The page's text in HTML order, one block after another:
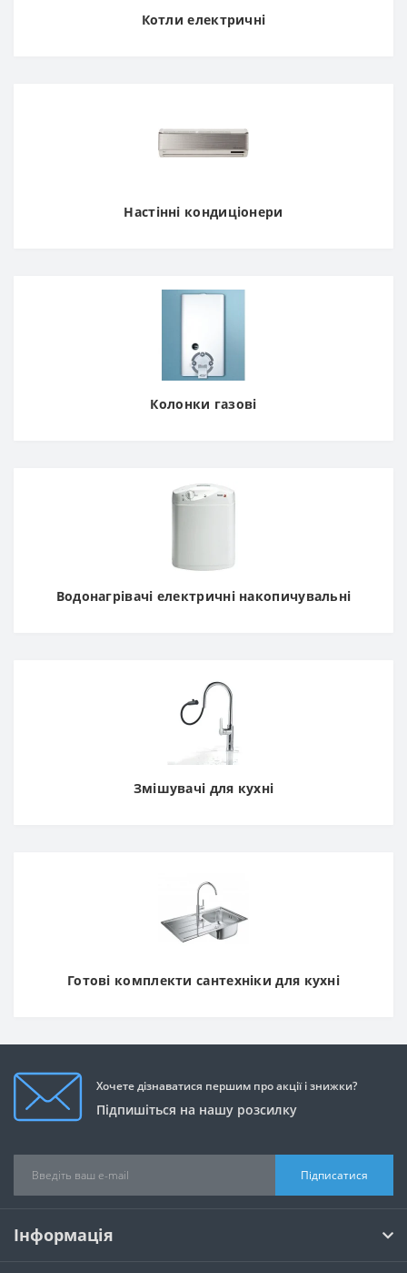
Котли електричні
Настінні кондиціонери
Колонки газові
Водонагрівачі електричні накопичувальні
Змішувачі для кухні
Готові комплекти сантехніки для кухні
Хочете дізнаватися першим про акції і знижки?
Підпишіться на нашу розсилку
Підписатися
Інформація